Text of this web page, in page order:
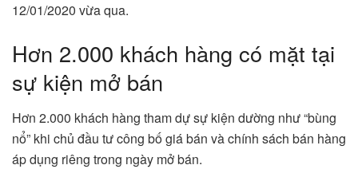
12/01/2020 vừa qua.
Hơn 2.000 khách hàng có mặt tại
sự kiện mở bán
Hơn 2.000 khách hàng tham dự sự kiện dường như “bùng
nổ” khi chủ đầu tư công bố giá bán và chính sách bán hàng
áp dụng riêng trong ngày mở bán.